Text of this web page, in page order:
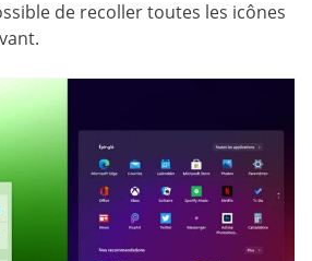
de recoller toutes les icônes